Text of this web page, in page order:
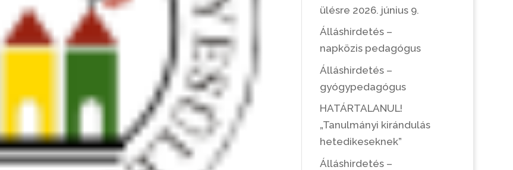
ülésre 2026. június 9.
Álláshirdetés –
napközis pedagógus
Álláshirdetés –
gyógypedagógus
HATÁRTALANUL!
„Tanulmányi kirándulás
hetedikeseknek”
Álláshirdetés –